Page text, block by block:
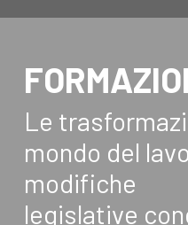
Le
mondo del
modifiche
legislative